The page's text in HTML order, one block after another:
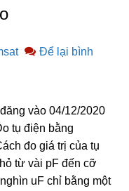
Để lại bình
vào 04/12/2020
tụ điện bằng
đo giá trị của tụ
từ vài pF đến cỡ
uF chỉ bằng một